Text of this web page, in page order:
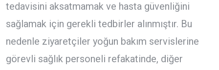
tedavisini aksatmamak ve hasta güvenliğini
sağlamak için gerekli tedbirler alınmıştır. Bu
nedenle ziyaretçiler yoğun bakım servislerine
görevli sağlık personeli refakatinde, diğer